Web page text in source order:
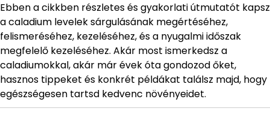
Ebben a cikkben részletes és gyakorlati útmutatót kapsz
a caladium levelek sárgulásának megértéséhez,
felismeréséhez, kezeléséhez, és a nyugalmi időszak
megfelelő kezeléséhez. Akár most ismerkedsz a
caladiumokkal, akár már évek óta gondozod őket,
hasznos tippeket és konkrét példákat találsz majd, hogy
egészségesen tartsd kedvenc növényeidet.